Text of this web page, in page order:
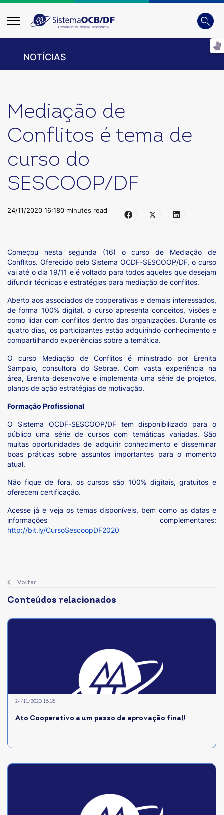
Busca
NOTÍCIAS
Mediação de
Conflitos é tema de
curso do
SESCOOP/DF
24/11/2020 16:180 minutes read
Começou nesta segunda (16) o curso de Mediação de
Conflitos. Oferecido pelo Sistema OCDF-SESCOOP/DF, o curso
vai até o dia 19/11 e é voltado para todos aqueles que desejam
difundir técnicas e estratégias para mediação de conflitos.
Aberto aos associados de cooperativas e demais interessados,
de forma 100% digital, o curso apresenta conceitos, visões e
como lidar com conflitos dentro das organizações. Durante os
quatro dias, os participantes estão adquirindo conhecimento e
compartilhando experiências sobre a temática.
O curso Mediação de Conflitos é ministrado por Erenita
Sampaio, consultora do Sebrae. Com vasta experiência na
área, Erenita desenvolve e implementa uma série de projetos,
planos de ação estratégias de motivação.
Formação Profissional
O Sistema OCDF-SESCOOP/DF tem disponibilizado para o
público uma série de cursos com temáticas variadas. São
muitas oportunidades de adquirir conhecimento e disseminar
boas práticas sobre assuntos importantes para o momento
atual.
Não fique de fora, os cursos são 100% digitais, gratuitos e
oferecem certificação.
Acesse já e veja os temas disponíveis, bem como as datas e
informações complementares:
http://bit.ly/CursoSescoopDF2020
Voltar
Conteúdos relacionados
Ato Cooperativo a um passo da aprovação final!
24/11/2020 16:18